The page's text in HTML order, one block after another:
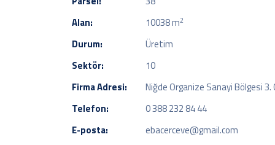
Alan:
10038 m2
Durum:
Üretim
Sektör:
10
Firma Adresi:
Niğde Organize Sanayi Bölgesi 3.
Telefon:
0 388 232 84 44
E-posta:
ebacerceve@gmail.com